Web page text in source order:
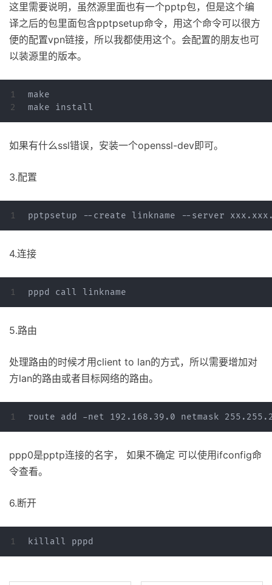
这里需要说明，虽然源里面也有一个pptp包，但是这个编
译之后的包里面包含pptpsetup命令，用这个命令可以很方
便的配置vpn链接，所以我都使用这个。会配置的朋友也可
以装源里的版本。
1
make
如果有什么ssl错误，安装一个openssl-dev即可。
3.配置
4.连接
5.路由
处理路由的时候才用client to lan的方式，所以需要增加对
方lan的路由或者目标网络的路由。
ppp0是pptp连接的名字， 如果不确定 可以使用ifconfig命
令查看。
6.断开